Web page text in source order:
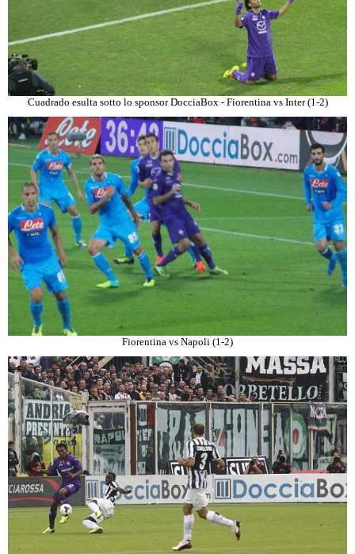
Cuadrado esulta sotto lo sponsor DocciaBox - Fiorentina vs Inter (1-2)
Fiorentina vs Napoli (1-2)